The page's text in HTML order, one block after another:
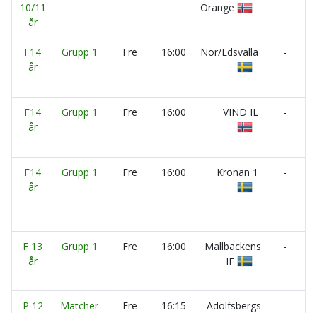
10/11
år
Orange
F14
år
Grupp 1 Fre 16:00 Nor/Edsvalla
-
F14
år
Grupp 1 Fre 16:00 VIND IL
-
F14
år
Grupp 1 Fre 16:00 Kronan 1 -
F 13
år
Grupp 1 Fre 16:00
Mallbackens
IF
-
P 12
Matcher Fre 16:15
Adolfsbergs
-